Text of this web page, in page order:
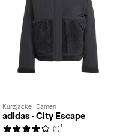
Kurzjacke · Damen
adidas · City Escape
(1) 1